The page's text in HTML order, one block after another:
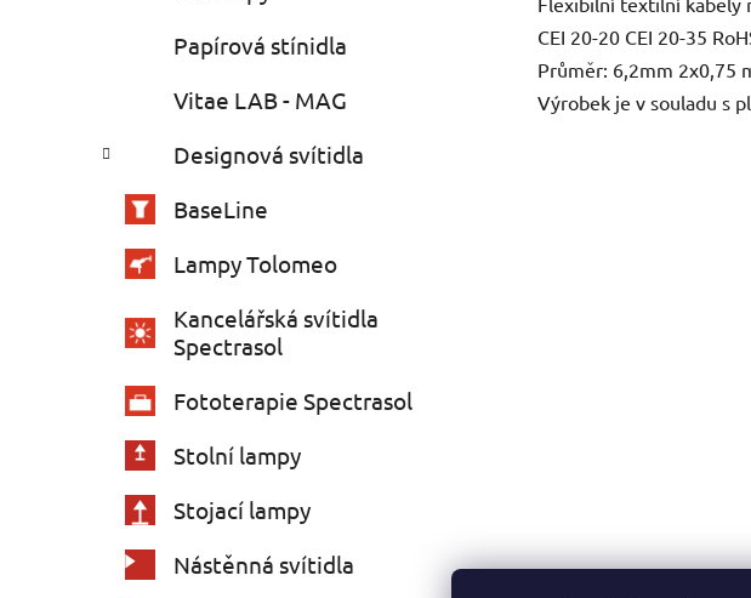
Papírová stínidla
Vitae LAB - MAG
Designová svítidla
BaseLine
Lampy Tolomeo
Kancelářská svítidla
Spectrasol
Fototerapie Spectrasol
Stolní lampy
Stojací lampy
Nástěnná svítidla
CEI 20-20 CEI 20-35
Průměr: 6,2mm 2x0,75
Výrobek je v souladu s